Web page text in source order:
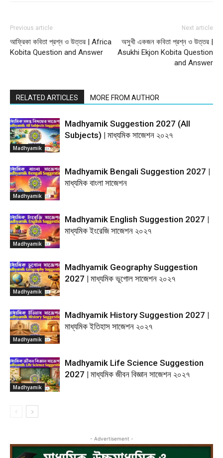
Previous article
আফ্রিকা কবিতা প্রশ্ন ও উত্তর | Africa
Kobita Question and Answer
Next article
অসুখী একজন কবিতা প্রশ্ন ও উত্তর |
Asukhi Ekjon Kobita Question
and Answer
RELATED ARTICLES MORE FROM AUTHOR
Madhyamik
Madhyamik Suggestion 2027 (All
Subjects) | মাধ্যমিক সাজেশন ২০২৭
Madhyamik
Madhyamik Bengali Suggestion 2027 |
মাধ্যমিক বাংলা সাজেশন
Madhyamik
Madhyamik English Suggestion 2027 |
মাধ্যমিক ইংরেজি সাজেশন ২০২৭
Madhyamik
Madhyamik Geography Suggestion
2027 | মাধ্যমিক ভূগোল সাজেশন ২০২৭
Madhyamik
Madhyamik History Suggestion 2027 |
মাধ্যমিক ইতিহাস সাজেশন ২০২৭
Madhyamik
Madhyamik Life Science Suggestion
2027 | মাধ্যমিক জীবন বিজ্ঞান সাজেশন ২০২৭
- Advertisement -